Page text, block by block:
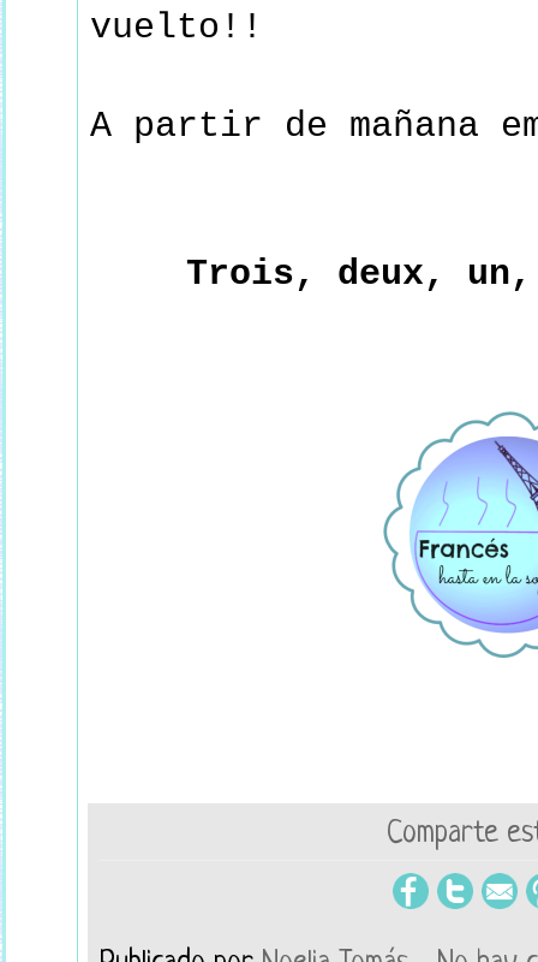
vuelto!!
A partir de mañana
Trois, deux,
Comparte